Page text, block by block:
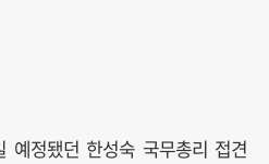
예정됐던 한성숙 국무총리 접견